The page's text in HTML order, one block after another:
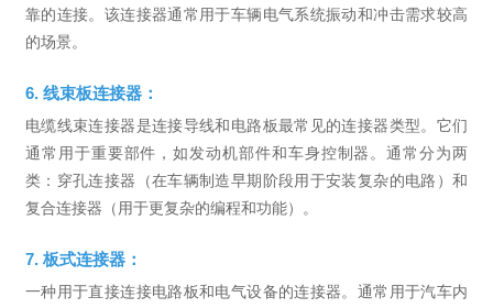
靠的连接。该连接器通常用于车辆电气系统振动和冲击需求较高
的场景。
6. 线束板连接器：
电缆线束连接器是连接导线和电路板最常见的连接器类型。它们
通常用于重要部件，如发动机部件和车身控制器。通常分为两
类：穿孔连接器（在车辆制造早期阶段用于安装复杂的电路）和
复合连接器（用于更复杂的编程和功能）。
7. 板式连接器：
一种用于直接连接电路板和电气设备的连接器。通常用于汽车内